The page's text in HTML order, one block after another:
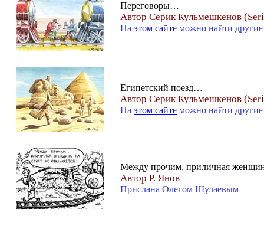
Переговоры…
Автор Серик Кульмешкенов
На этом сайте можно найти
Египетский поезд…
Автор Серик Кульмешкенов
На этом сайте можно найти
Между прочим, приличная
Автор Р. Янов
Прислана Олегом Шулаевым